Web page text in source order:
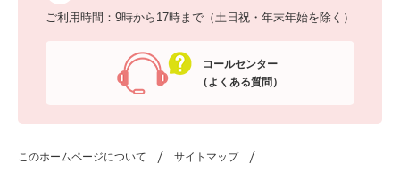
ご利用時間：9時から17時まで（土日祝・年末年始を除く）
コールセンター
（よくある質問）
このホームページについて サイトマップ